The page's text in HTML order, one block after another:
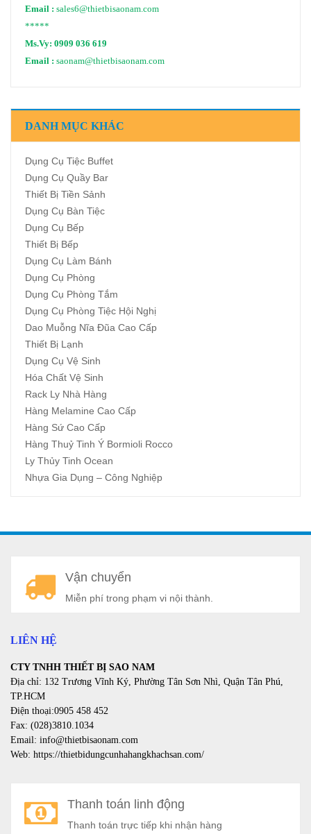
Email : sales6@thietbisaonam.com
*****
Ms.Vy: 0909 036 619
Email : saonam@thietbisaonam.com
DANH MỤC KHÁC
Dụng Cụ Tiệc Buffet
Dụng Cụ Quầy Bar
Thiết Bị Tiền Sảnh
Dụng Cụ Bàn Tiệc
Dụng Cụ Bếp
Thiết Bị Bếp
Dụng Cụ Làm Bánh
Dụng Cụ Phòng
Dụng Cụ Phòng Tắm
Dụng Cụ Phòng Tiệc Hội Nghị
Dao Muỗng Nĩa Đũa Cao Cấp
Thiết Bị Lạnh
Dụng Cụ Vệ Sinh
Hóa Chất Vệ Sinh
Rack Ly Nhà Hàng
Hàng Melamine Cao Cấp
Hàng Sứ Cao Cấp
Hàng Thuỷ Tinh Ý Bormioli Rocco
Ly Thủy Tinh Ocean
Nhựa Gia Dụng – Công Nghiệp
Vận chuyển
Miễn phí trong phạm vi nội thành.
LIÊN HỆ
CTY TNHH THIẾT BỊ SAO NAM
Địa chỉ: 132 Trương Vĩnh Ký, Phường Tân Sơn Nhì, Quận Tân Phú,
TP.HCM
Điện thoại:0905 458 452
Fax: (028)3810.1034
Email: info@thietbisaonam.com
Web: https://thietbidungcunhahangkhachsan.com/
Thanh toán linh động
Thanh toán trực tiếp khi nhận hàng